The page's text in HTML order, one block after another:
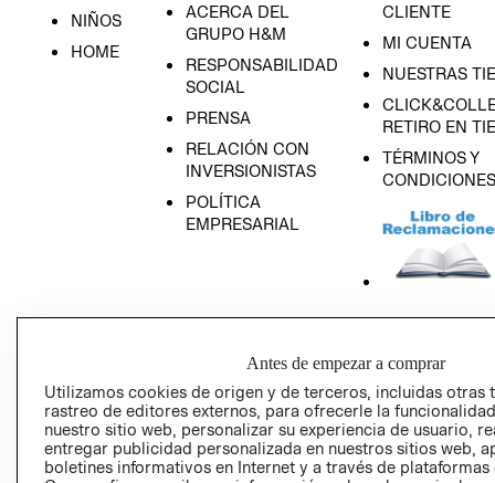
NIÑOS
HOME
ACERCA DEL
GRUPO H&M
RESPONSABILIDAD
SOCIAL
PRENSA
RELACIÓN CON
INVERSIONISTAS
POLÍTICA
EMPRESARIAL
CLIENTE
MI CUENTA
NUESTRAS
RETIRO EN
TÉRMINOS Y
CONDICIONES
GIFT CARD
AVISO DE
Antes de empezar a comprar
Utilizamos cookies de origen y de terceros, incluidas otras
rastreo de editores externos, para ofrecerle la
nuestro sitio web, personalizar su experiencia de usuario,
entregar publicidad personalizada en nuestros sitios web,
boletines informativos en Internet y a través de plataformas